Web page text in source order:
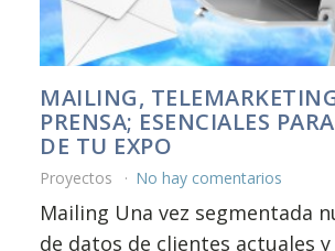
MAILING,
PRENSA; ESENCIALES
DE TU EXPO
Proyectos No hay comentarios
Mailing Una vez segmentada
de datos de clientes actuales